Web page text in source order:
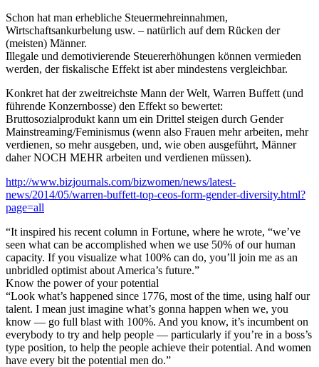
Schon hat man erhebliche Steuermehreinnahmen,
Wirtschaftsankurbelung usw. – natürlich auf dem Rücken der
(meisten) Männer.
Illegale und demotivierende Steuererhöhungen können vermieden
werden, der fiskalische Effekt ist aber mindestens vergleichbar.
Konkret hat der zweitreichste Mann der Welt, Warren Buffett (und
führende Konzernbosse) den Effekt so bewertet:
Bruttosozialprodukt kann um ein Drittel steigen durch Gender
Mainstreaming/Feminismus (wenn also Frauen mehr arbeiten, mehr
verdienen, so mehr ausgeben, und, wie oben ausgeführt, Männer
daher NOCH MEHR arbeiten und verdienen müssen).
http://www.bizjournals.com/bizwomen/news/latest-
news/2014/05/warren-buffett-top-ceos-form-gender-diversity.html?
page=all
“It inspired his recent column in Fortune, where he wrote, “we’ve
seen what can be accomplished when we use 50% of our human
capacity. If you visualize what 100% can do, you’ll join me as an
unbridled optimist about America’s future.”
Know the power of your potential
“Look what’s happened since 1776, most of the time, using half our
talent. I mean just imagine what’s gonna happen when we, you
know — go full blast with 100%. And you know, it’s incumbent on
everybody to try and help people — particularly if you’re in a boss’s
type position, to help the people achieve their potential. And women
have every bit the potential men do.”